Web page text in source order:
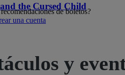
the Cursed Child
de boletos?
una cuenta
y